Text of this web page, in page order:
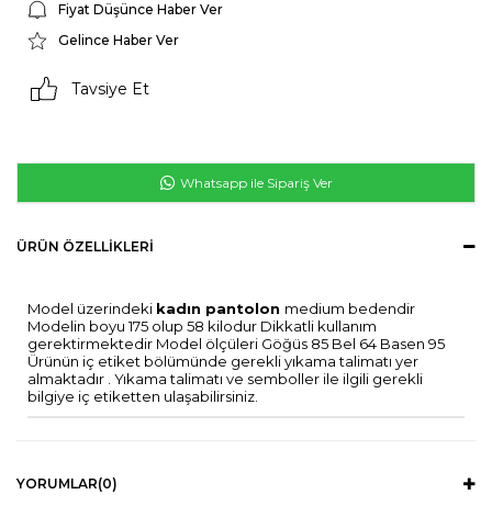
Fiyat Düşünce Haber Ver
Gelince Haber Ver
Tavsiye Et
Whatsapp ile Sipariş Ver
ÜRÜN ÖZELLIKLERI
Model üzerindeki kadın pantolon medium bedendir
Modelin boyu 175 olup 58 kilodur Dikkatli kullanım
gerektirmektedir Model ölçüleri Göğüs 85 Bel 64 Basen 95
Ürünün iç etiket bölümünde gerekli yıkama talimatı yer
almaktadır . Yıkama talimatı ve semboller ile ilgili gerekli
bilgiye iç etiketten ulaşabilirsiniz.
YORUMLAR(0)